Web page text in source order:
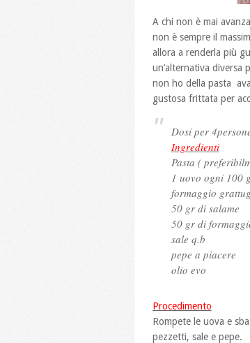
A chi non è mai
non è sempre il
allora a renderla più
un’alternativa diversa
non ho della pasta
gustosa frittata per
Dosi per
Ingredienti
Pasta (
1 uovo ogni 100
formaggio
50 gr di salame
50 gr di
sale q.b
pepe a piacere
olio evo
Procedimento
Rompete le uova e
pezzetti, sale e pepe.